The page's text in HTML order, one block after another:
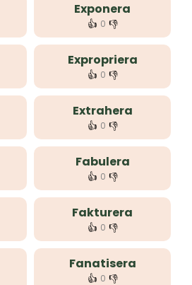
Exponera
👍 0 👎
Expropriera
👍 0 👎
Extrahera
👍 0 👎
Fabulera
👍 0 👎
Fakturera
👍 0 👎
Fanatisera
👍 0 👎